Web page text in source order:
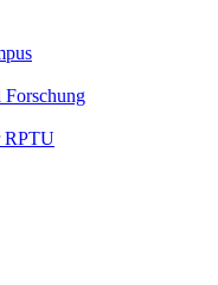
RPTU